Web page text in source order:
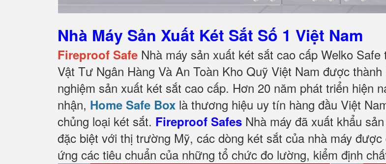
Nhà Máy Sản Xuất Két Sắt Số 1 Việt Nam
Fireproof Safe Nhà máy sản xuất két sắt cao cấp Welko
Vật Tư Ngân Hàng Và An Toàn Kho Quỹ Việt Nam được
nghiệm sản xuất két sắt cao cấp. Hơn 20 năm phát triển hiện
nhận, Home Safe Box là thương hiệu uy tín hàng đầu Việt
chủng loại két sắt. Fireproof Safes Nhà máy đã xuất khẩu
đặc biệt với thị trường Mỹ, các dòng két sắt của nhà máy
ứng các tiêu chuẩn của những tổ chức đo lường, kiểm định